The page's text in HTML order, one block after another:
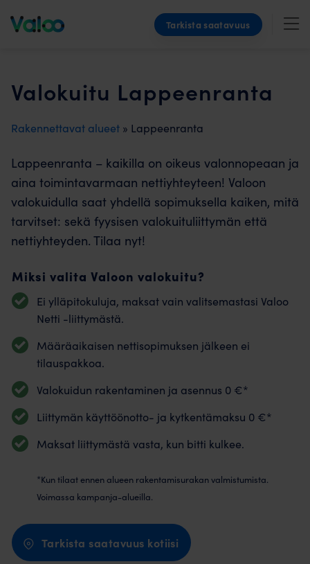
Tarkista saatavuus
Valokuitu Lappeenranta
Rakennettavat alueet » Lappeenranta
Lappeenranta – kaikilla on oikeus valonnopeaan ja
aina toimintavarmaan nettiyhteyteen! Valoon
valokuidulla saat yhdellä sopimuksella kaiken, mitä
tarvitset: sekä fyysisen valokuituliittymän että
nettiyhteyden. Tilaa nyt!
Miksi valita Valoon valokuitu?
Ei ylläpitokuluja, maksat vain valitsemastasi Valoo
Netti -liittymästä.
Määräaikaisen nettisopimuksen jälkeen ei
tilauspakkoa.
Valokuidun rakentaminen ja asennus 0 €*
Liittymän käyttöönotto- ja kytkentämaksu 0 €*
Maksat liittymästä vasta, kun bitti kulkee.
*Kun tilaat ennen alueen rakentamisurakan valmistumista.
Voimassa kampanja-alueilla.
Tarkista saatavuus kotiisi